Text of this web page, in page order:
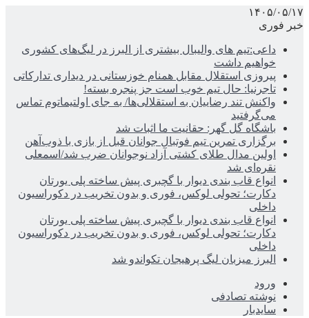
۱۴۰۵/۰۵/۱۷
خبر فوری
داعی:تیم های والیبال بیشتری از البرز در لیگ‌های کشوری
خواهیم داشت
پیروزی استقلال مقابل همنام خوزستانی در دیداری تدارکاتی
تاجرنیا: حال تیم خوب است جز پنجره بسته!
واکنش تند رضاییان به استقلالی‌ها/ به جای اولتیماتوم تماس
می‌گرفتید
باشگاه گل گهر: حقانیت ما اثبات شد
برگزاری تمرین تیم فوتبال جوانان قبل از بازی با ذوب‌آهن
اولین مدال طلای کشتی آزاد نوجوانان ضرب شد/اسمعلی
نقره‌ای شد
انواع قاب بندی دیوار با گچبری پیش ساخته پلی یورتان
دکارت؛ تحولی لوکس، فوری و بدون تخریب در دکوراسیون
داخلی
انواع قاب بندی دیوار با گچبری پیش ساخته پلی یورتان
دکارت؛ تحولی لوکس، فوری و بدون تخریب در دکوراسیون
داخلی
البرز میزبان لیگ پرهیجان تکواندو شد
ورود
نوشته تصادفی
سایدبار